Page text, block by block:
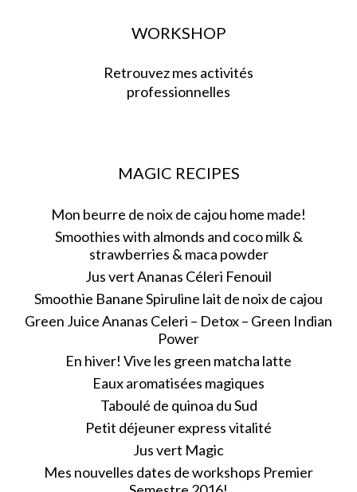
WORKSHOP
Retrouvez mes activités
professionnelles
MAGIC RECIPES
Mon beurre de noix de cajou home made!
Smoothies with almonds and coco milk &
strawberries & maca powder
Jus vert Ananas Céleri Fenouil
Smoothie Banane Spiruline lait de noix de cajou
Green Juice Ananas Celeri – Detox – Green Indian
Power
En hiver! Vive les green matcha latte
Eaux aromatisées magiques
Taboulé de quinoa du Sud
Petit déjeuner express vitalité
Jus vert Magic
Mes nouvelles dates de workshops Premier